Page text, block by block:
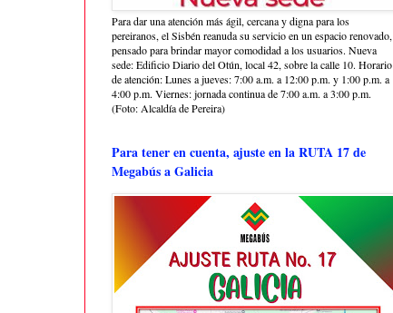
Para dar una atención más ágil, cercana y digna para los
pereiranos, el Sisbén reanuda su servicio en un espacio renovado,
pensado para brindar mayor comodidad a los usuarios. Nueva
sede: Edificio Diario del Otún, local 42, sobre la calle 10. Horario
de atención: Lunes a jueves: 7:00 a.m. a 12:00 p.m. y 1:00 p.m. a
4:00 p.m. Viernes: jornada continua de 7:00 a.m. a 3:00 p.m.
(Foto: Alcaldía de Pereira)
Para tener en cuenta, ajuste en la RUTA 17 de
Megabús a Galicia